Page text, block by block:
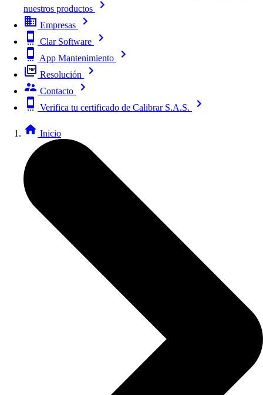
nuestros productos
Empresas
Clar Software
App Mantenimiento
Resolución
Contacto
Verifica tu certificado de Calibrar S.A.S.
Inicio